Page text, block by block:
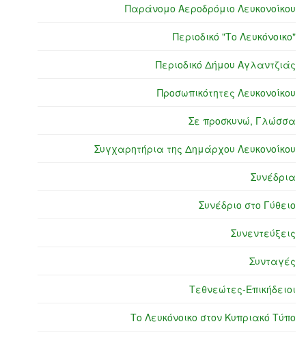
Παράνομο Αεροδρόμιο Λευκονοίκου
Περιοδικό "Το Λευκόνοικο"
Περιοδικό Δήμου Αγλαντζιάς
Προσωπικότητες Λευκονοίκου
Σε προσκυνώ, Γλώσσα
Συγχαρητήρια της Δημάρχου Λευκονοίκου
Συνέδρια
Συνέδριο στο Γύθειο
Συνεντεύξεις
Συνταγές
Τεθνεώτες-Επικήδειοι
Το Λευκόνοικο στον Κυπριακό Τύπο